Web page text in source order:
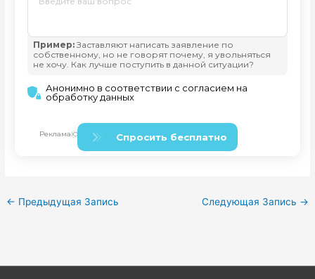
← Предыдущая Запись Следующая Запись →